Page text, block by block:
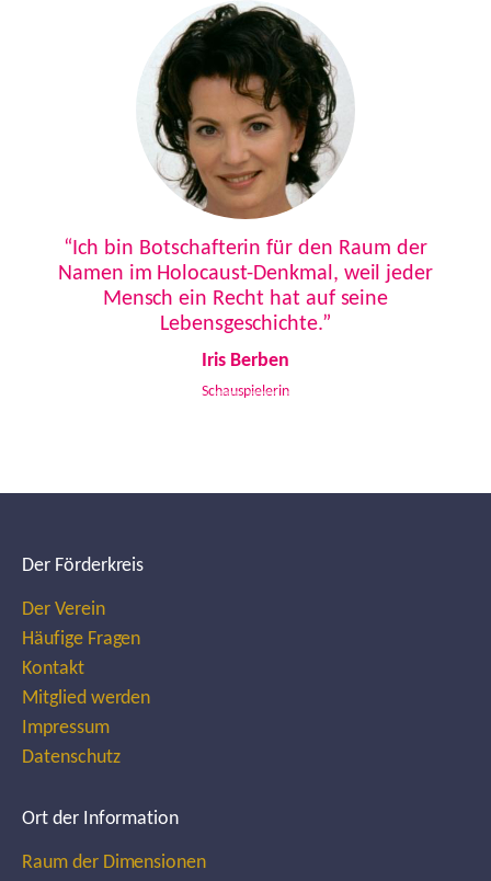
“Ich bin Botschafterin für den Raum der
Namen im Holocaust-Denkmal, weil jeder
Mensch ein Recht hat auf seine
Lebensgeschichte.”
Iris Berben
Schauspielerin
Der Förderkreis
Der Verein
Häufige Fragen
Kontakt
Mitglied werden
Impressum
Datenschutz
Ort der Information
Raum der Dimensionen